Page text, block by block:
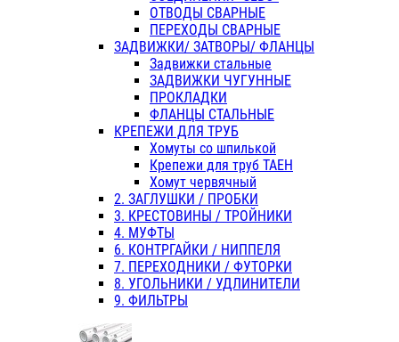
ОТВОДЫ СВАРНЫЕ
ПЕРЕХОДЫ СВАРНЫЕ
ЗАДВИЖКИ/ ЗАТВОРЫ/ ФЛАНЦЫ
Задвижки стальные
ЗАДВИЖКИ ЧУГУННЫЕ
ПРОКЛАДКИ
ФЛАНЦЫ СТАЛЬНЫЕ
КРЕПЕЖИ ДЛЯ ТРУБ
Хомуты со шпилькой
Крепежи для труб ТАЕН
Хомут червячный
2. ЗАГЛУШКИ / ПРОБКИ
3. КРЕСТОВИНЫ / ТРОЙНИКИ
4. МУФТЫ
6. КОНТРГАЙКИ / НИППЕЛЯ
7. ПЕРЕХОДНИКИ / ФУТОРКИ
8. УГОЛЬНИКИ / УДЛИНИТЕЛИ
9. ФИЛЬТРЫ